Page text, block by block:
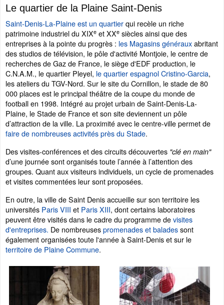
Le quartier de la Plaine Saint-Denis
Saint-Denis-La-Plaine est un quartierqui recèle un riche
patrimoine industriel du XIXe et XXe siècles ainsi que des
entreprises à la pointe du progrès : les Magasins générauxabritant
des studios de télévision, le pôle d'activité Montjoie, le centre de
recherches de Gaz de France, le siège d'EDF production, le
C.N.A.M., le quartier Pleyel, le quartier espagnol Cristino-Garcia,
les ateliers du TGV-Nord. Sur le site du Cornillon, le stade de 80
000 places est le principal théâtre de la coupe du monde de
football en 1998. Intégré au projet urbain de Saint-Denis-La-
Plaine, le Stade de France et son site deviennent un pôle
d’attraction de la ville. La proximité avec le centre-ville permet de
faire de nombreuses activités près du Stade.
Des visites-conférences et des circuits découvertes "clé en main"
d’une journée sont organisés toute l’année à l’attention des
groupes. Quant aux visiteurs individuels, un cycle de promenades
et visites commentées leur sont proposées.
En outre, la ville de Saint Denis accueille sur son territoire les
universités Paris VIII et Paris XIII, dont certains laboratoires
peuvent être visités dans le cadre du programme devisites
d'entreprises. De nombreusespromenades et baladessont
également organisées toute l'année à Saint-Denis et sur le
territoire de Plaine Commune.